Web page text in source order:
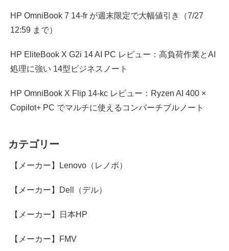
HP OmniBook 7 14-fr が週末限定で大幅値引き（7/27
12:59 まで）
HP EliteBook X G2i 14 AI PC レビュー：高負荷作業とAI
処理に強い 14型ビジネスノート
HP OmniBook X Flip 14-kc レビュー：Ryzen AI 400 ×
Copilot+ PC でマルチに使えるコンバーチブルノート
カテゴリー
【メーカー】Lenovo（レノボ）
【メーカー】Dell（デル）
【メーカー】日本HP
【メーカー】FMV